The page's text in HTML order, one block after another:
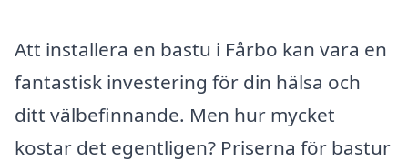
Att installera en bastu i Fårbo kan vara en
fantastisk investering för din hälsa och
ditt välbefinnande. Men hur mycket
kostar det egentligen? Priserna för bastur